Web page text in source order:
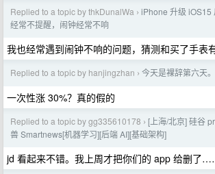
Replied to a topic by thkDunalWa › iPhone 升级 iOS15
经常不提醒，闹钟经常不响
我也经常遇到闹钟不响的问题，猜测和买了手表
Replied to a topic by hanjingzhan › 今天是裸辞第六天。
一次性涨 30%？真的假的
Replied to a topic by gg335610178 › [上海/北京] 硅谷
兽 Smartnews[机器学习][后端 AI][基础架构]
jd 看起来不错。我上周才把你们的 app 给删了